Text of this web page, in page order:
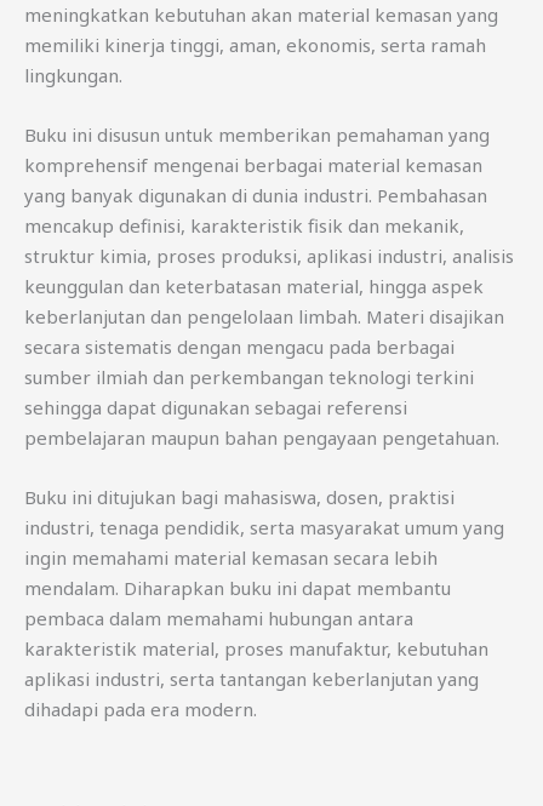
meningkatkan kebutuhan akan material kemasan yang
memiliki kinerja tinggi, aman, ekonomis, serta ramah
lingkungan.
Buku ini disusun untuk memberikan pemahaman yang
komprehensif mengenai berbagai material kemasan
yang banyak digunakan di dunia industri. Pembahasan
mencakup definisi, karakteristik fisik dan mekanik,
struktur kimia, proses produksi, aplikasi industri, analisis
keunggulan dan keterbatasan material, hingga aspek
keberlanjutan dan pengelolaan limbah. Materi disajikan
secara sistematis dengan mengacu pada berbagai
sumber ilmiah dan perkembangan teknologi terkini
sehingga dapat digunakan sebagai referensi
pembelajaran maupun bahan pengayaan pengetahuan.
Buku ini ditujukan bagi mahasiswa, dosen, praktisi
industri, tenaga pendidik, serta masyarakat umum yang
ingin memahami material kemasan secara lebih
mendalam. Diharapkan buku ini dapat membantu
pembaca dalam memahami hubungan antara
karakteristik material, proses manufaktur, kebutuhan
aplikasi industri, serta tantangan keberlanjutan yang
dihadapi pada era modern.